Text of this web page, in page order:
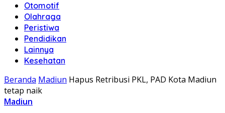
Otomotif
Olahraga
Peristiwa
Pendidikan
Lainnya
Kesehatan
Beranda Madiun Hapus Retribusi PKL, PAD Kota Madiun
tetap naik
Madiun